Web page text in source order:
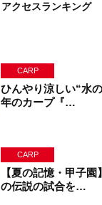
アクセスランキング
CARP
ひんやり涼しい“水
年のカープ『…
CARP
【夏の記憶・甲子
の伝説の試合を…